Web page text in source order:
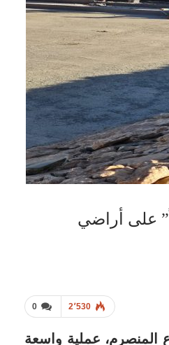
على أراضي
0 2٬530
المنصرم، عملية واسعة